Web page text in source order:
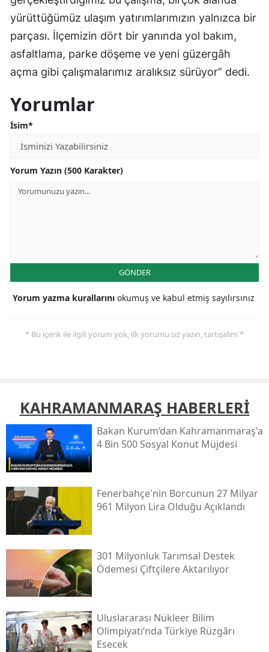
yürüttüğümüz ulaşım yatırımlarımızın yalnızca bir
parçası. İlçemizin dört bir yanında yol bakım,
asfaltlama, parke döşeme ve yeni güzergâh
açma gibi çalışmalarımız aralıksız sürüyor” dedi.
Yorumlar
İsim*
Yorum Yazın (500 Karakter)
GÖNDER
Yorum yazma kurallarını okumuş ve kabul etmiş sayılırsınız
* Bu içerik ile ilgili yorum yok, ilk yorumu siz yazın, tartışalım *
KAHRAMANMARAŞ HABERLERİ
Bakan Kurum’dan Kahramanmaraş'a
4 Bin 500 Sosyal Konut Müjdesi
Fenerbahçe'nin Borcunun 27 Milyar
961 Milyon Lira Olduğu Açıklandı
301 Milyonluk Tarımsal Destek
Ödemesi Çiftçilere Aktarılıyor
Uluslararası Nükleer Bilim
Olimpiyatı’nda Türkiye Rüzgârı
Esecek